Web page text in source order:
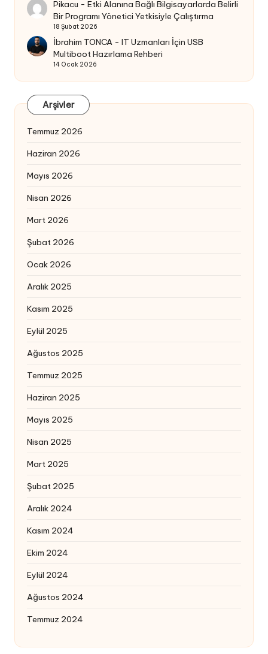
Pikacu -Etki Alanına Bağlı Bilgisayarlarda Belirli
Bir Programı Yönetici Yetkisiyle Çalıştırma
18 Şubat 2026
İbrahim TONCA -IT Uzmanları İçin USB
Multiboot Hazırlama Rehberi
14 Ocak 2026
Arşivler
Temmuz 2026
Haziran 2026
Mayıs 2026
Nisan 2026
Mart 2026
Şubat 2026
Ocak 2026
Aralık 2025
Kasım 2025
Eylül 2025
Ağustos 2025
Temmuz 2025
Haziran 2025
Mayıs 2025
Nisan 2025
Mart 2025
Şubat 2025
Aralık 2024
Kasım 2024
Ekim 2024
Eylül 2024
Ağustos 2024
Temmuz 2024